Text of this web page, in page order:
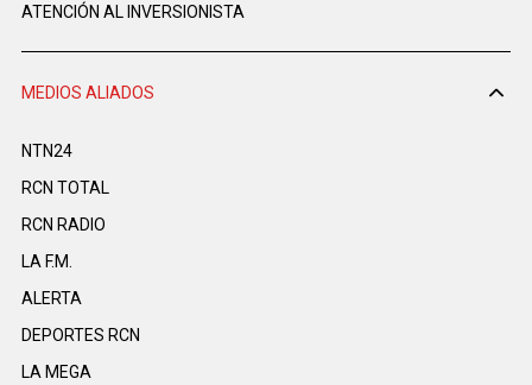
ATENCIÓN AL INVERSIONISTA
MEDIOS ALIADOS
NTN24
RCN TOTAL
RCN RADIO
LA F.M.
ALERTA
DEPORTES RCN
LA MEGA